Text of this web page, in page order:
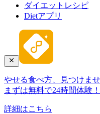
ダイエットレシピ
Dietアプリ
やせる食べ方、見つけま
まずは無料で24時間体験！
詳細はこちら